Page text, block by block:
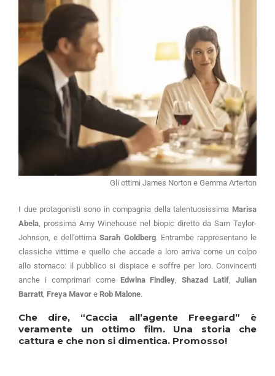
Gli ottimi James Norton e Gemma Arterton
I due protagonisti sono in compagnia della talentuosissima Marisa
Abela, prossima Amy Winehouse nel biopic diretto da Sam Taylor-
Johnson, e dell’ottimaSarah Goldberg. Entrambe rappresentano le
classiche vittime e quello che accade a loro arriva come un colpo
allo stomaco: il pubblico si dispiace e soffre per loro. Convincenti
anche i comprimari come Edwina Findley,Shazad Latif, Julian
Barratt, Freya Mavor e Rob Malone.
Che dire, “Caccia all’agente Freegard” è
veramente un ottimo film. Una storia che
cattura e che non si dimentica. Promosso!